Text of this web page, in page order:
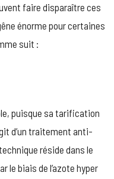
faire disparaître ces
énorme pour certaines
suit :
puisque sa tarification
d’un traitement anti-
réside dans le
le biais de l’azote hyper